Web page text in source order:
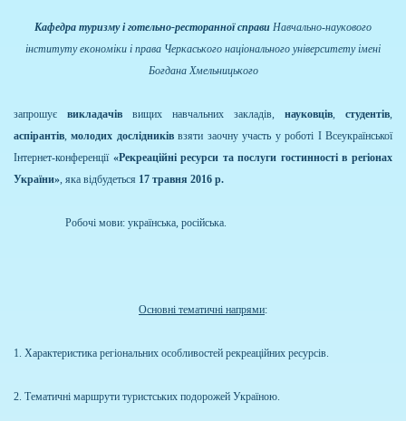
Кафедра туризму і готельно-ресторанної справи Навчально-наукового
інституту економіки і права Черкаського національного університету імені
Богдана Хмельницького
запрошує викладачів вищих навчальних закладів, науковців, студентів,
аспірантів,молодих дослідниківвзяти заочну участь у роботі І Всеукраїнської
Інтернет-конференції «Рекреаційні ресурси та послуги гостинності в регіонах
України», яка відбудеться 17 травня 2016 р.
Робочі мови: українська, російська.
Основні тематичні напрями:
1. Характеристика регіональних особливостей рекреаційних ресурсів.
2. Тематичні маршрути туристських подорожей Україною.